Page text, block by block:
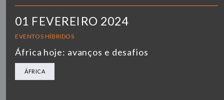
01 FEVEREIRO 2024
EVENTOS HÍBRIDOS
África hoje: avanços e desafios
ÁFRICA